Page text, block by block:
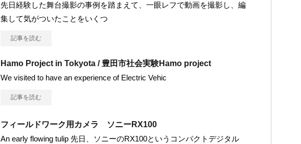
先日経験した舞台撮影の事例を踏まえて、一眼レフで動画を撮影し、編
集して気がついたことをいくつ
記事を読む
Hamo Project in Tokyota / 豊田市社会実験Hamo project
We visited to have an experience of Electric Vehic
記事を読む
フィールドワーク用カメラ ソニーRX100
An early flowing tulip 先日、ソニーのRX100というコンパクトデジタル